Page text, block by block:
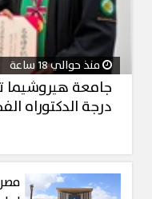
منذ حوالي 18 ساعة
جامعة هيروشيما
درجة الدكتوراه